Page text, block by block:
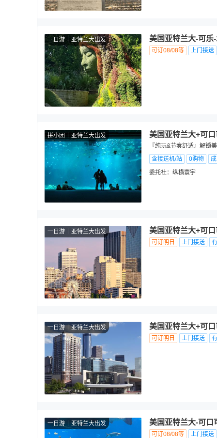
一日游 亚特兰大出发 美国亚特兰大-可乐
可订08/08等 上门接送
拼小团 亚特兰大出发 美国亚特兰大+可
『纯玩&节奏舒适』解锁
含接送机/站
0购物
委托社： 纵横寰宇
一日游 亚特兰大出发 美国亚特兰大+可
可订明日 上门接送
一日游 亚特兰大出发 美国亚特兰大+可
可订明日 上门接送
一日游 亚特兰大出发 美国亚特兰大-可口
可订08/08等 上门接送